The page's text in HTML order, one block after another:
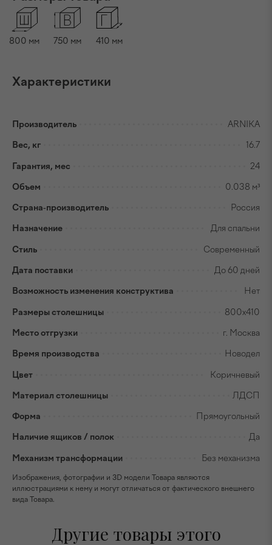
800 мм 750 мм 410 мм
Характеристики
Производитель ARNIKA
Вес, кг 16.7
Гарантия, мес 24
Объем 0.038 м³
Страна-производитель Россия
Назначение Для спальни
Стиль Современный
Дата поставки До 60 дней
Возможность изменения конструктива Нет
Размеры столешницы 800х410
Место отгрузки г. Москва
Время производства Новодел
Цвет Коричневый
Материал столешницы ЛДСП
Форма Прямоугольный
Наличие ящиков / полок Да
Механизм трансформации Без механизма
Изображения, фотографии и 3D модели Товара являются
иллюстрациями к нему и могут отличаться от фактического внешнего
вида Товара.
Другие товары этого